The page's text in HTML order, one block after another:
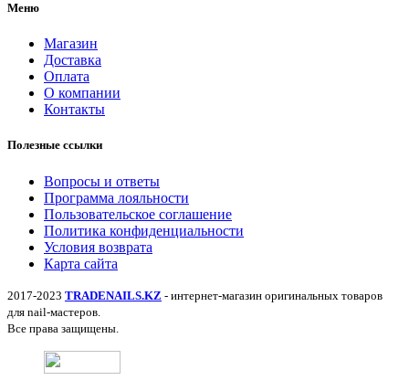
Меню
Магазин
Доставка
Оплата
О компании
Контакты
Полезные ссылки
Вопросы и ответы
Программа лояльности
Пользовательское соглашение
Политика конфиденциальности
Условия возврата
Карта сайта
2017-2023 TRADENAILS.KZ - интернет-магазин оригинальных товаров
для nail-мастеров.
Все права защищены.